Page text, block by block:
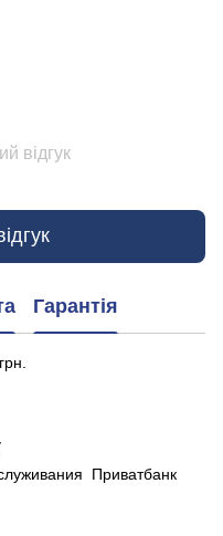
відгук
Гарантія
Приватбанк